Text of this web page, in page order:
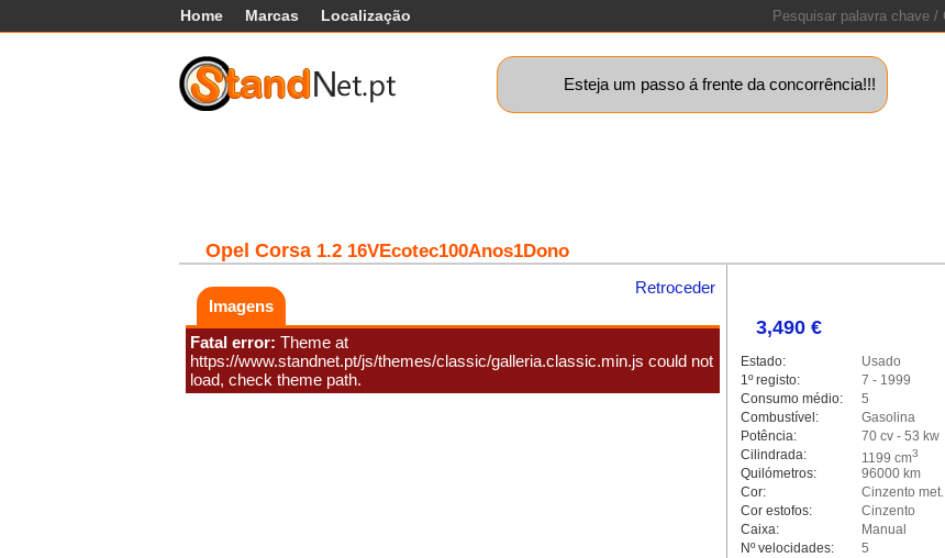
Home Marcas Localização
Esteja um passo á frente da concorrência!!!
Opel Corsa 1.2 16VEcotec100Anos1Dono
Retroceder
Imagens
Fatal error: Theme at
https://www.standnet.pt/js/themes/classic/galleria.classic.min.js could not
load, check theme path.
3,490 €
Estado:
Usado
1º registo:
7 - 1999
Consumo médio:
5
Combustível:
Gasolina
Potência:
70 cv - 53 kw
Cilindrada:
1199 cm3
Quilómetros:
96000 km
Cor:
Cinzento met.
Cor estofos:
Cinzento
Caixa:
Manual
Nº velocidades:
5